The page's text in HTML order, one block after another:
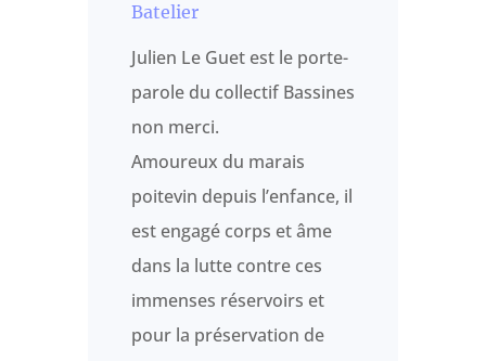
Batelier
Julien Le Guet est le porte-
parole du collectif Bassines
non merci.
Amoureux du marais
poitevin depuis l’enfance, il
est engagé corps et âme
dans la lutte contre ces
immenses réservoirs et
pour la préservation de